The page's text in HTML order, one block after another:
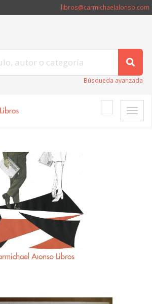
libros@carmichaelalonso.com
Búsqueda avanzada
Toggle